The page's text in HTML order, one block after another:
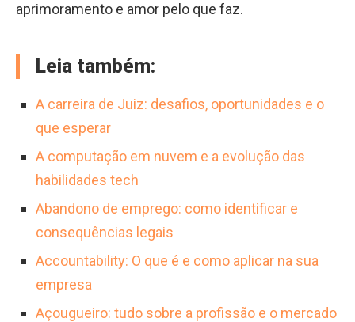
aprimoramento e amor pelo que faz.
Leia também:
A carreira de Juiz: desafios, oportunidades e o
que esperar
A computação em nuvem e a evolução das
habilidades tech
Abandono de emprego: como identificar e
consequências legais
Accountability: O que é e como aplicar na sua
empresa
Açougueiro: tudo sobre a profissão e o mercado